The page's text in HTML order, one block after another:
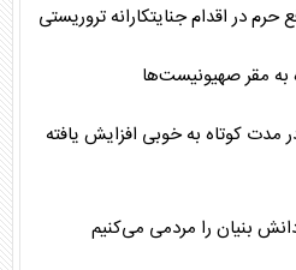
در اقدام جنایتکارانه تروریستی
به مقر صهیونیست‌ها
مدت کوتاه به خوبی افزایش یافته
بنیان را مردمی می‌کنیم